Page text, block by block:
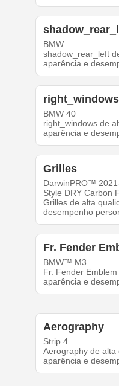
BMW
shadow_rear_left
aparência e
right_windows
BMW 40
right_windows de
aparência e
Grilles
DarwinPRO™
Style DRY Carbon
Grilles de alta
desempenho
Fr. Fender
BMW™ M3
Fr. Fender
aparência e
Aerography
Strip 4
Aerography de
aparência e